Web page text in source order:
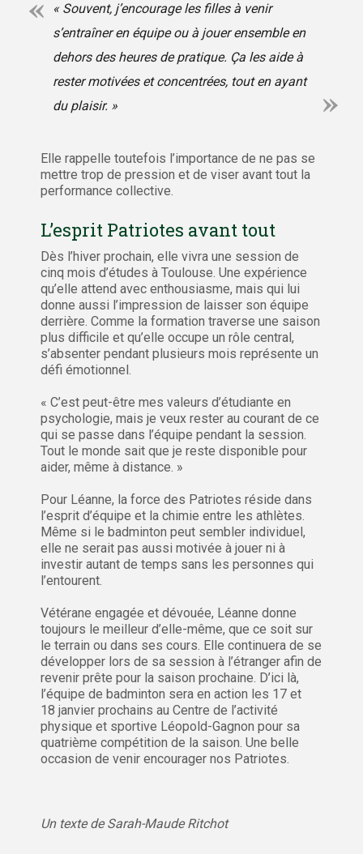
« Souvent, j’encourage les filles à venir
s’entraîner en équipe ou à jouer ensemble en
dehors des heures de pratique. Ça les aide à
rester motivées et concentrées, tout en ayant
du plaisir. »
Elle rappelle toutefois l’importance de ne pas se
mettre trop de pression et de viser avant tout la
performance collective.
L’esprit Patriotes avant tout
Dès l’hiver prochain, elle vivra une session de
cinq mois d’études à Toulouse. Une expérience
qu’elle attend avec enthousiasme, mais qui lui
donne aussi l’impression de laisser son équipe
derrière. Comme la formation traverse une saison
plus difficile et qu’elle occupe un rôle central,
s’absenter pendant plusieurs mois représente un
défi émotionnel.
« C’est peut-être mes valeurs d’étudiante en
psychologie, mais je veux rester au courant de ce
qui se passe dans l’équipe pendant la session.
Tout le monde sait que je reste disponible pour
aider, même à distance. »
Pour Léanne, la force des Patriotes réside dans
l’esprit d’équipe et la chimie entre les athlètes.
Même si le badminton peut sembler individuel,
elle ne serait pas aussi motivée à jouer ni à
investir autant de temps sans les personnes qui
l’entourent.
Vétérane engagée et dévouée, Léanne donne
toujours le meilleur d’elle-même, que ce soit sur
le terrain ou dans ses cours. Elle continuera de se
développer lors de sa session à l’étranger afin de
revenir prête pour la saison prochaine. D’ici là,
l’équipe de badminton sera en action les 17 et
18 janvier prochains au Centre de l’activité
physique et sportive Léopold-Gagnon pour sa
quatrième compétition de la saison. Une belle
occasion de venir encourager nos Patriotes.
Un texte de Sarah-Maude Ritchot